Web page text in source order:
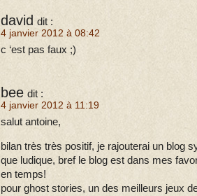
david dit :
4 janvier 2012 à 08:42
c ‘est pas faux ;)
bee dit :
4 janvier 2012 à 11:19
salut antoine,
bilan très très positif, je rajouterai un blog
que ludique, bref le blog est dans mes
en temps!
pour ghost stories, un des meilleurs jeux